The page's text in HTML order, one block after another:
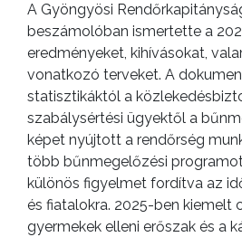
A Gyöngyösi
beszámolóban ismertette a
eredményeket, kihívásokat,
vonatkozó terveket. A
statisztikáktól a
szabálysértési ügyektől a
képet nyújtott a rendőrség
több bűnmegelőzési
különös figyelmet fordítva az
és fiatalokra. 2025-ben kiemelt
gyermekek elleni erőszak és a